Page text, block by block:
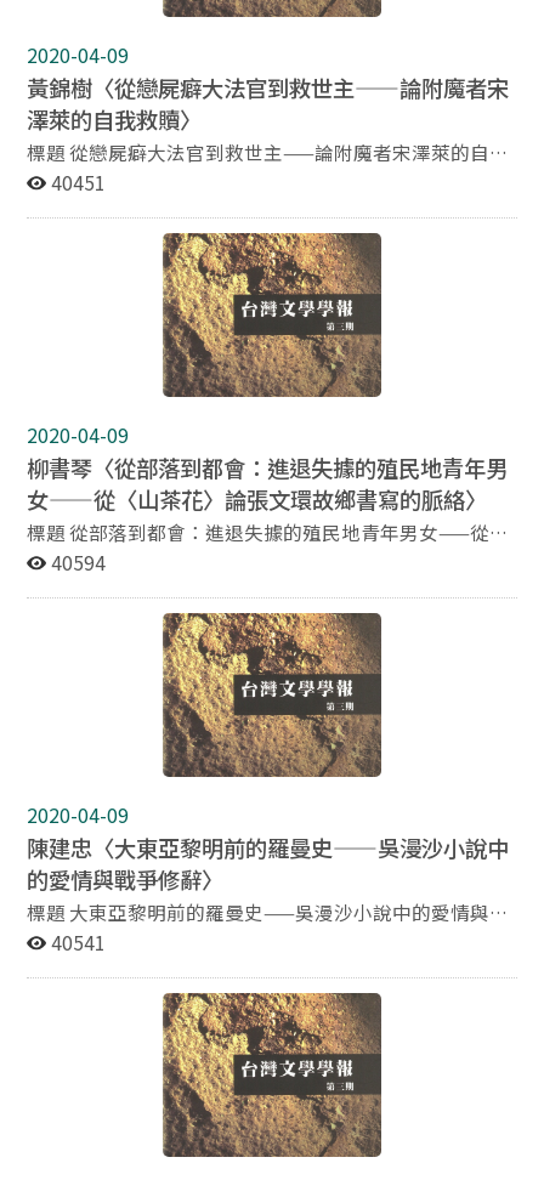
改革，台灣解嚴後各種大敘述瓦解中的眾聲喧嘩，使得兩
岸各自出現一批令人側目的「新人類」女性和新世代女作
家。兩岸新世代女作家都熱中描繪新人類的生活與思考，
在這批年輕女作家大膽坦率的書寫風格筆下，「新青年」
們最常聚集出沒的空間，不是公園郊野也不是書店戲院，
而是Pub、酒吧。台灣與大陸的歷史環境、生活條件儘管
大相逕庭，文本裏的酒吧文化竟然出奇地類似：黃種都會
青年男女中點綴幾個黑白面孔，在聲光酒色、人種雜遢、
暴力藥品交織的幽暗窄小的迷幻空間中萍聚偷歡。 本篇論
文的主旨想探問的是：在這貌似跨國界的酒吧世界裏，兩
岸次文化在酒精、電音與麻藥的催化下逕行統一了嗎？置
身在酒吧這個當代中外文化的交界上，兩岸新世代是否真
已擺脫各自歷史的軌道，躍入全球化運行呢？或者，在貌
2020-04-09
黃錦樹〈從戀屍癖大法官到救世主——論附魔者宋
澤萊的自我救贖〉
標題 從戀屍癖大法官到救世主——論附魔者宋澤萊的自我
40451
2020-04-09
柳書琴〈從部落到都會：進退失據的殖民地青年男
女——從〈山茶花〉論張文環故鄉書寫的脈絡〉
標題 從部落到都會：進退失據的殖民地青年男女——從
〈山茶花〉論張文環故鄉書寫的脈絡 作者 柳書琴靜宜大
戰前長篇小說〈山茶花〉為中心，試圖從「故鄉書寫」的
視角對〈山茶花〉進行分析，以便為「張文環文學」的整
體解讀提供一些新視野。文中將同時對小說文本、作家的
故鄉書寫、故鄉經驗，進行交叉比對，並依序探討：一、
〈山茶花〉、在張文環創作史及台灣文學史上的重要性。
二、〈山茶花〉與作者故鄉經驗之關連。三、〈山茶花〉
與張文環其他故鄉書寫的互文關係。四、小說中進退失據
者認為，〈山茶花〉作為張文環「第一部長篇」的意義，
正在於他在這部跳脫篇幅限制的小說中，首次展現對殖民
地「社會與價值變遷」問題的書寫自覺，並未他往後的鄉
土書寫勾勒了基本的批判結構。〈山茶花〉發表之後，張
文環進入個人創作的顛峰期，此後他的故鄉書寫日愈具備
「台灣」即「被殖民者的自我社會」之象徵，國族寓言的
深度因而日益具足。
40594
2020-04-09
陳建忠〈大東亞黎明前的羅曼史——吳漫沙小說中
的愛情與戰爭修辭〉
標題 大東亞黎明前的羅曼史——吳漫沙小說中的愛情與戰
爭修辭 作者 陳建忠靜宜大學中文系助理教授 摘要 吳漫沙
些「準排除」的特質，吳漫沙尤其在這方面具有高度的
「兩重邊緣性」。第一重邊緣性就是其小說強烈的「通俗
與言情取向」，第二重邊緣性則是其戰爭時期小說強烈的
「皇民化取向」。本文試圖嘗試在一個文學史傳統重估的
角度下，對無法進入「正統」的吳漫沙之小說進行與「被
典律化」」作品的對照閱讀，以期更深入理解台灣文學的
建構機制及其實象。 在討論過吳漫沙小說的愛情與戰爭修
40541